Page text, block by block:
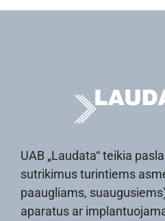
UAB „Laudata“ teikia
sutrikimus turintiems
paaugliams,
aparatus ar